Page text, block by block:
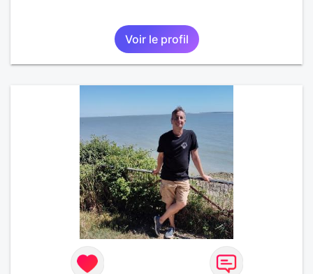
Voir le profil